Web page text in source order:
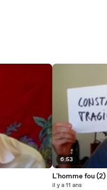
6:53
L'homme fou (2)
il y a 11 ans